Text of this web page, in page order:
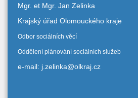
Mgr. et Mgr. Jan Zelinka
Krajský úřad Olomouckého kraje
Odbor sociálních věcí
Oddělení plánování sociálních služeb
e-mail: j.zelinka@olkraj.cz